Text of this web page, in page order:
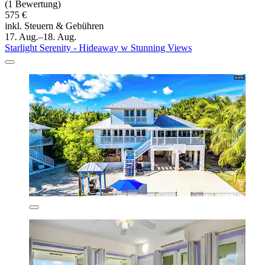
(1 Bewertung)
575 €
inkl. Steuern & Gebühren
17. Aug.–18. Aug.
Starlight Serenity - Hideaway w Stunning Views